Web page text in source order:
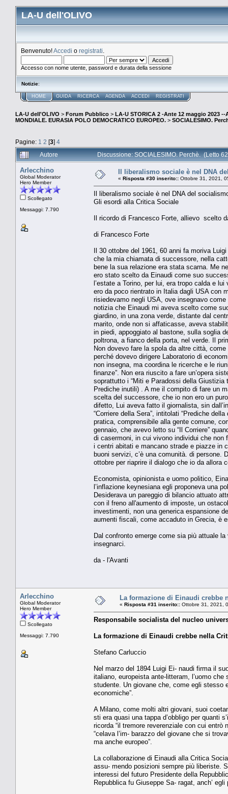
LA-U dell'OLIVO
Benvenuto!Accedi o registrati
Accesso con nome utente, password e durata della sessione
Notizie:
HOME GUIDA RICERCA AGENDA ACCEDI REGISTRATI
LA-U dell'OLIVO > Forum Pubblico > LA-U STORICA 2 -Ante 12 maggio 2023 --
MONDIALE. EURASIA POLO DEMOCRATICO EUROPEO. > SOCIALESIMO.
Pagine: 1 2 [3] 4
Autore
Discussione: SOCIALESIMO. Perchè. (Letto
Arlecchino
Global Moderator
Hero Member
Scollegato
Messaggi: 7.790
Il liberalismo sociale è nel DNA
« Risposta #30 inserito:: Ottobre 31, 2021,
Il liberalismo sociale è nel DNA del
Gli esordi alla Critica Sociale
Il ricordo di Francesco Forte, allievo scelto
di Francesco Forte
Il 30 ottobre del 1961, 60 anni fa moriva
che la mia chiamata di successore, nella
bene la sua relazione era stata scarna. Me
ero stato scelto da Einaudi come suo
l’estate a Torino, per lui, era tropo calda e
ero da poco rientrato in Italia dagli USA con
risiedevamo negli USA, ove insegnavo
notizia che Einaudi mi aveva scelto come
giardino, in una zona verde, distante dal
marito, onde non si affaticasse, aveva
in piedi, appoggiato al bastone, sulla soglia
poltrona, a fianco della porta, nel verde. Il
Non dovevo fare la spola da altre città,
perché dovevo dirigere Laboratorio di
non insegna, ma coordina le ricerche e le
finanze”. Non era riuscito a fare un’opera
soprattutto i “Miti e Paradossi della Giustizia
Prediche inutili) . A me il compito di fare un
scelta del successore, che io non ero un
difetto, Lui aveva fatto il giornalista, sin
“Corriere della Sera”, intitolati “Prediche
pratica, comprensibile alla gente comune,
gennaio, che avevo letto su “Il Corriere”
di casermoni, in cui vivono individui che non
i centri abitati e mancano strade e piazze in
buoni servizi, c’è una comunità. di persone.
ottobre per riaprire il dialogo che io da allora
Economista, opinionista e uomo politico,
l’inflazione keynesiana egli proponeva una
Desiderava un pareggio di bilancio attuato
con il freno all'aumento di imposte, un
investimenti, non una generica espansione
aumenti fiscali, come accaduto in Grecia, è
Dal confronto emerge come sia più attuale
insegnarci.
da - l'Avanti
Arlecchino
Global Moderator
Hero Member
Scollegato
Messaggi: 7.790
La formazione di Einaudi crebbe
« Risposta #31 inserito:: Ottobre 31, 2021,
Responsabile socialista del nucleo
La formazione di Einaudi crebbe nella
Stefano Carluccio
Nel marzo del 1894 Luigi Ei- naudi firma il
italiano, europeista ante-litteram, l’uomo
studente. Un giovane che, come egli stesso
economiche”.
A Milano, come molti altri giovani, suoi
sti era quasi una tappa d’obbligo per quanti
ricorda “il tremore reverenziale con cui
“celava l’im- barazzo del giovane che si
ma anche europeo”.
La collaborazione di Einaudi alla Critica
assu- mendo posizioni sempre più liberiste.
interessi del futuro Presidente della
Repubblica fu Giuseppe Sa- ragat, anch’